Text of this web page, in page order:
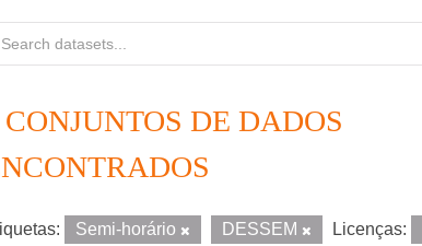
CONJUNTOS DE DADOS
Semi-horário DESSEM Licenças: